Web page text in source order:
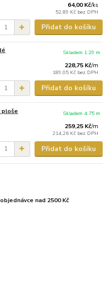
64,00 Kč/ks
52,89 Kč bez DPH
Přidat do košíku
228,75 Kč/m
189,05 Kč bez DPH
Skladem 1.29 m
Přidat do košíku
ploše
259,25 Kč/m
214,26 Kč bez DPH
Skladem 4.75 m
Přidat do košíku
nad 2500 Kč